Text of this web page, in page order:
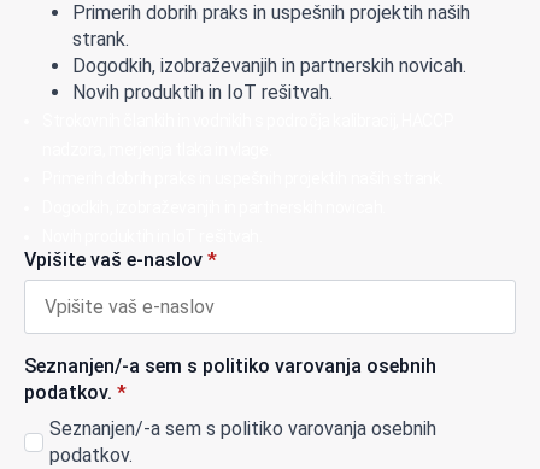
Primerih dobrih praks in uspešnih projektih naših
strank.
Dogodkih, izobraževanjih in partnerskih novicah.
Novih produktih in IoT rešitvah.
Vpišite vaš e-naslov *
Seznanjen/-a sem s politiko varovanja osebnih
podatkov. *
Seznanjen/-a sem s politiko varovanja osebnih
podatkov.